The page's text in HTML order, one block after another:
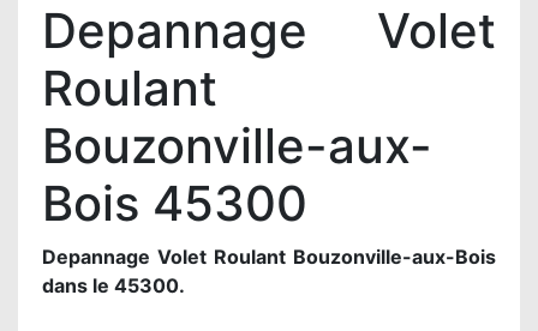
Depannage Volet
Roulant
Bouzonville-aux-
Bois 45300
Depannage Volet Roulant Bouzonville-aux-Bois
dans le 45300.